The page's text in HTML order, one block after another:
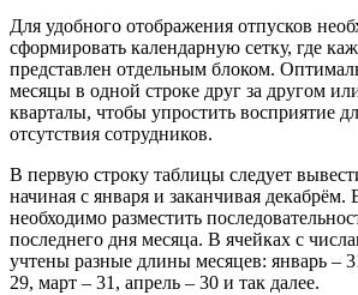
Для удобного отображения отпусков
сформировать календарную сетку, где
представлен отдельным блоком.
месяцы в одной строке друг за другом
кварталы, чтобы упростить восприятие
отсутствия сотрудников.
В первую строку таблицы следует
начиная с января и заканчивая декабрём.
необходимо разместить
последнего дня месяца. В ячейках с
учтены разные длины месяцев: январь –
29, март – 31, апрель – 30 и так далее.